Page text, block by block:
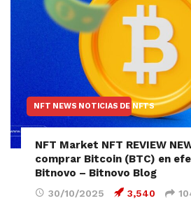
NFT NEWS NOTICIAS DE NFTS
NFT Market NFT REVIEW
comprar Bitcoin (BTC) en
Bitnovo – Bitnovo Blog
30/10/2025 3,540